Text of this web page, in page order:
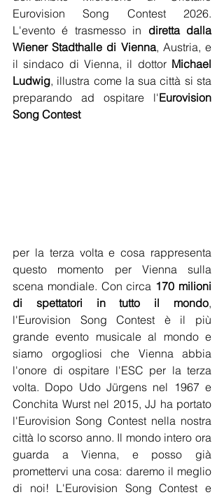
Eurovision Song Contest 2026.
L'evento é trasmesso in diretta dalla
Wiener Stadthalle di Vienna, Austria, e
il sindaco di Vienna, il dottor Michael
Ludwig, illustra come la sua città si sta
preparando ad ospitare l'Eurovision
Song Contest
per la terza volta e cosa rappresenta
questo momento per Vienna sulla
scena mondiale. Con circa 170 milioni
di spettatori in tutto il mondo,
l'Eurovision Song Contest è il più
grande evento musicale al mondo e
siamo orgogliosi che Vienna abbia
l'onore di ospitare l'ESC per la terza
volta. Dopo Udo Jürgens nel 1967 e
Conchita Wurst nel 2015, JJ ha portato
l'Eurovision Song Contest nella nostra
città lo scorso anno. Il mondo intero ora
guarda a Vienna, e posso già
promettervi una cosa: daremo il meglio
di noi! L'Eurovision Song Contest e